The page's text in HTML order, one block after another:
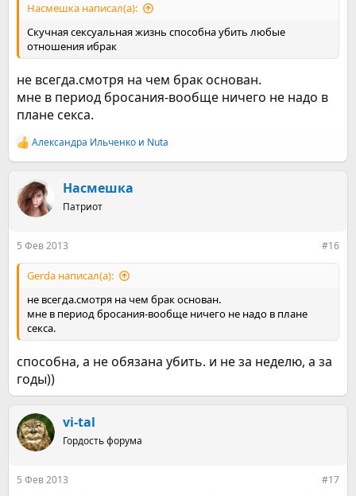
Насмешка написал(а):
Скучная сексуальная жизнь способна убить любые
отношения ибрак
не всегда.смотря на чем брак основан.
мне в период бросания-вообще ничего не надо в
плане секса.
Р
е
ц
и
Александра Ильченко и Nuta
Насмешка
Патриот
5 Фев 2013 #16
Gerda написал(а):
не всегда.смотря на чем брак основан.
мне в период бросания-вообще ничего не надо в плане
секса.
способна, а не обязана убить. и не за неделю, а за
годы))
vi-tal
Гордость форума
5 Фев 2013 #17